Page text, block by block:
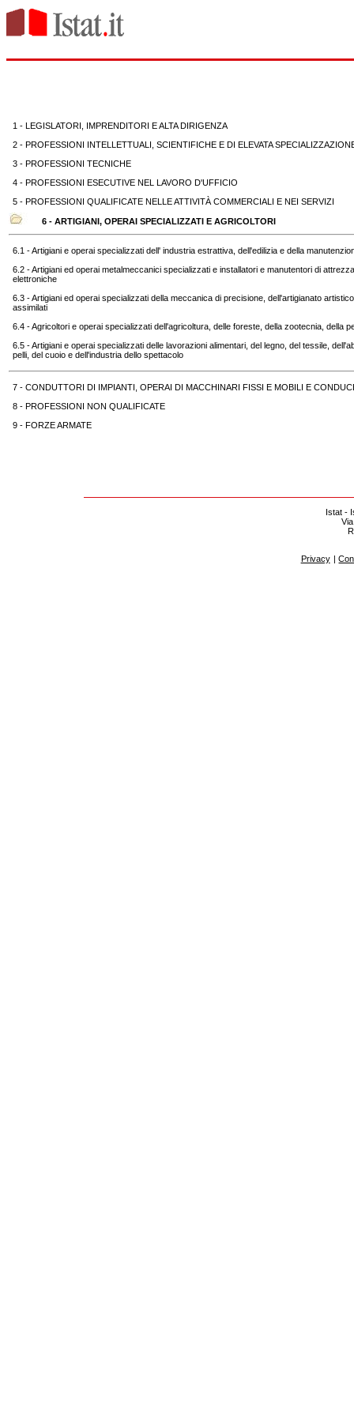
1 - LEGISLATORI, IMPRENDITORI E ALTA DIRIGENZA
2 - PROFESSIONI INTELLETTUALI, SCIENTIFICHE E DI ELEVATA
3 - PROFESSIONI TECNICHE
4 - PROFESSIONI ESECUTIVE NEL LAVORO D'UFFICIO
5 - PROFESSIONI QUALIFICATE NELLE ATTIVITÀ COMMERCIALI E NEI SERVIZI
6 - ARTIGIANI, OPERAI SPECIALIZZATI E AGRICOLTORI
6.1 - Artigiani e operai specializzati dell' industria estrattiva, dell'edilizia e della
6.2 - Artigiani ed operai metalmeccanici specializzati e installatori e manutentori di
elettroniche
6.3 - Artigiani ed operai specializzati della meccanica di precisione, dell'artigianato
assimilati
6.4 - Agricoltori e operai specializzati dell'agricoltura, delle foreste, della zootecnia, della
6.5 - Artigiani e operai specializzati delle lavorazioni alimentari, del legno, del tessile,
pelli, del cuoio e dell'industria dello spettacolo
7 - CONDUTTORI DI IMPIANTI, OPERAI DI MACCHINARI FISSI E MOBILI E
8 - PROFESSIONI NON QUALIFICATE
9 - FORZE ARMATE
Istat -
Privacy |